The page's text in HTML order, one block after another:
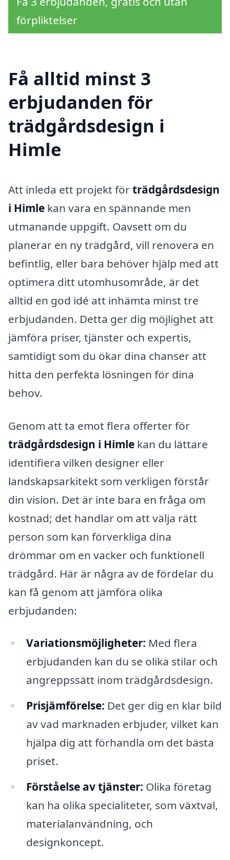
förpliktelser
Få alltid minst 3
erbjudanden för
trädgårdsdesign i
Himle
Att inleda ett projekt förträdgårdsdesign
i Himle kan vara en spännande men
utmanande uppgift. Oavsett om du
planerar en ny trädgård, vill renovera en
befintlig, eller bara behöver hjälp med att
optimera ditt utomhusområde, är det
alltid en god idé att inhämta minst tre
erbjudanden. Detta ger dig möjlighet att
jämföra priser, tjänster och expertis,
samtidigt som du ökar dina chanser att
hitta den perfekta lösningen för dina
behov.
Genom att ta emot flera offerter för
trädgårdsdesign i Himle kan du lättare
identifiera vilken designer eller
landskapsarkitekt som verkligen förstår
din vision. Det är inte bara en fråga om
kostnad; det handlar om att välja rätt
person som kan förverkliga dina
drömmar om en vacker och funktionell
trädgård. Här är några av de fördelar du
kan få genom att jämföra olika
erbjudanden:
Variationsmöjligheter: Med flera
erbjudanden kan du se olika stilar och
angreppssätt inom trädgårdsdesign.
Prisjämförelse: Det ger dig en klar bild
av vad marknaden erbjuder, vilket kan
hjälpa dig att förhandla om det bästa
priset.
Förståelse av tjänster: Olika företag
kan ha olika specialiteter, som växtval,
materialanvändning, och
designkoncept.